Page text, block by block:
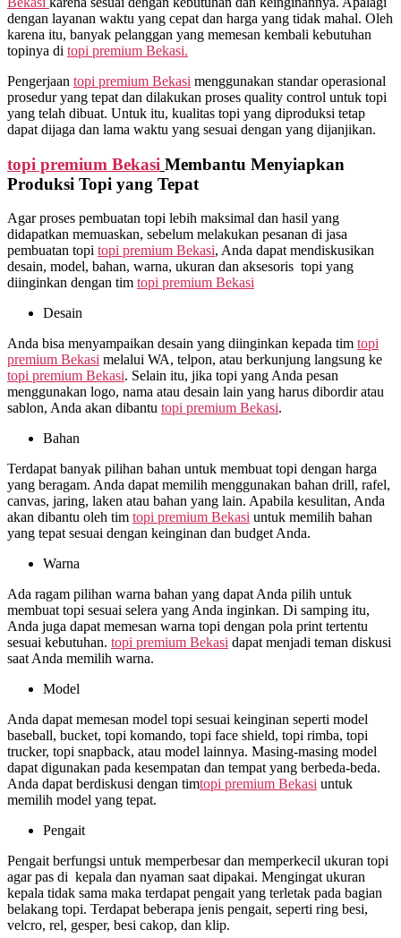
dengan layanan waktu yang cepat dan harga yang tidak mahal. Oleh
karena itu, banyak pelanggan yang memesan kembali kebutuhan
topinya di topi premium Bekasi.
Pengerjaan topi premium Bekasi menggunakan standar operasional
prosedur yang tepat dan dilakukan proses quality control untuk topi
yang telah dibuat. Untuk itu, kualitas topi yang diproduksi tetap
dapat dijaga dan lama waktu yang sesuai dengan yang dijanjikan.
topi premium Bekasi Membantu Menyiapkan
Produksi Topi yang Tepat
Agar proses pembuatan topi lebih maksimal dan hasil yang
didapatkan memuaskan, sebelum melakukan pesanan di jasa
pembuatan topi topi premium Bekasi, Anda dapat mendiskusikan
desain, model, bahan, warna, ukuran dan aksesoris topi yang
diinginkan dengan tim topi premium Bekasi
Desain
Anda bisa menyampaikan desain yang diinginkan kepada tim topi
premium Bekasi melalui WA, telpon, atau berkunjung langsung ke
topi premium Bekasi. Selain itu, jika topi yang Anda pesan
menggunakan logo, nama atau desain lain yang harus dibordir atau
sablon, Anda akan dibantu topi premium Bekasi.
Bahan
Terdapat banyak pilihan bahan untuk membuat topi dengan harga
yang beragam. Anda dapat memilih menggunakan bahan drill, rafel,
canvas, jaring, laken atau bahan yang lain. Apabila kesulitan, Anda
akan dibantu oleh tim topi premium Bekasi untuk memilih bahan
yang tepat sesuai dengan keinginan dan budget Anda.
Warna
Ada ragam pilihan warna bahan yang dapat Anda pilih untuk
membuat topi sesuai selera yang Anda inginkan. Di samping itu,
Anda juga dapat memesan warna topi dengan pola print tertentu
sesuai kebutuhan. topi premium Bekasi dapat menjadi teman diskusi
saat Anda memilih warna.
Model
Anda dapat memesan model topi sesuai keinginan seperti model
baseball, bucket, topi komando, topi face shield, topi rimba, topi
trucker, topi snapback, atau model lainnya. Masing-masing model
dapat digunakan pada kesempatan dan tempat yang berbeda-beda.
Anda dapat berdiskusi dengan timtopi premium Bekasi untuk
memilih model yang tepat.
Pengait
Pengait berfungsi untuk memperbesar dan memperkecil ukuran topi
agar pas di kepala dan nyaman saat dipakai. Mengingat ukuran
kepala tidak sama maka terdapat pengait yang terletak pada bagian
belakang topi. Terdapat beberapa jenis pengait, seperti ring besi,
velcro, rel, gesper, besi cakop, dan klip.